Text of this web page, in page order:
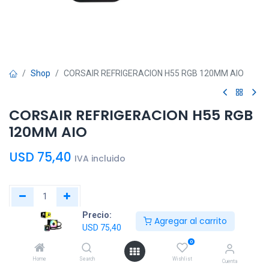
Precio:
USD 75,40
Agregar al carrito
Home Search
0
Wishlist Cuenta
Shop CORSAIR REFRIGERACION H55 RGB 120MM AIO
CORSAIR REFRIGERACION H55 RGB
120MM AIO
USD 75,40 IVA incluido
Agregar al
carrito
Comprar
ahora